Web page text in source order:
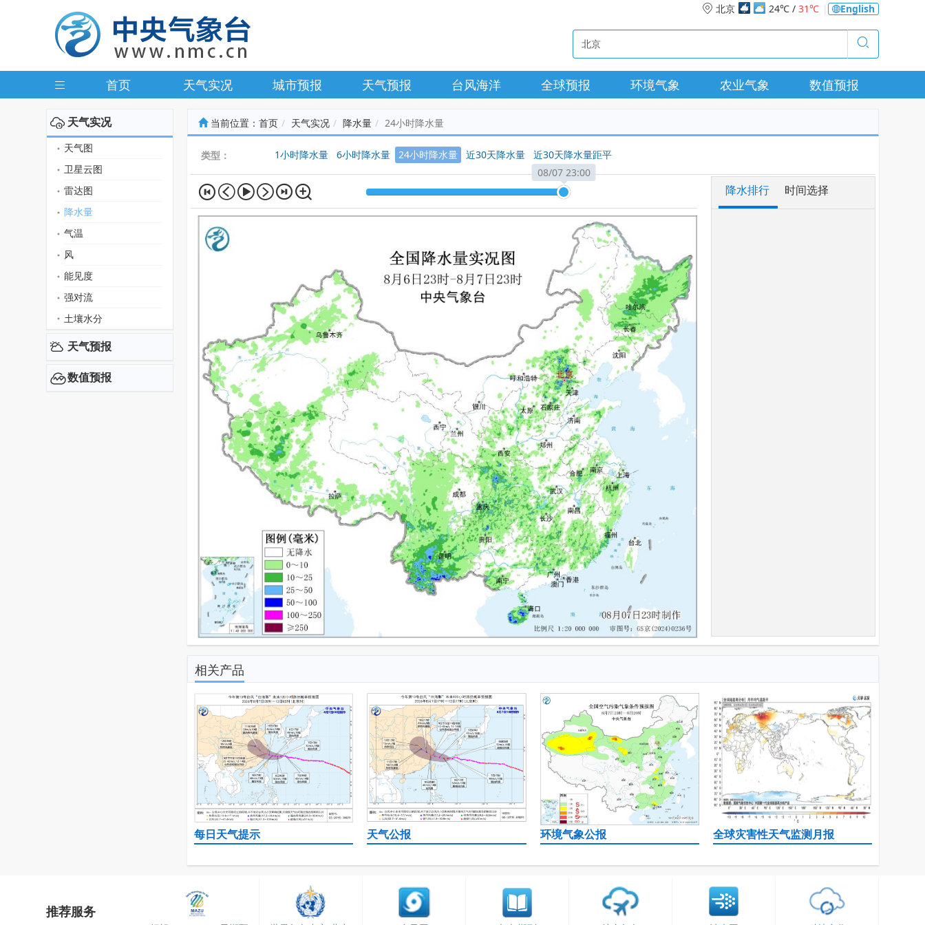
北京 24℃ / 31℃ English
首页 天气实况 城市预报 天气预报 台风海洋 全球预报 环境气象 农业气象 数值预报
天气实况
天气图
卫星云图
雷达图
降水量
气温
风
能见度
强对流
土壤水分
天气预报
数值预报
当前位置： 首页 天气实况 降水量 24小时降水量
类型： 1小时降水量 6小时降水量 24小时降水量 近30天降水量
近30天降水量距平
08/07 23:00
降水排行 时间选择
相关产品
每日天气提示 天气公报 环境气象公报 全球灾害性天气监测月报
推荐服务